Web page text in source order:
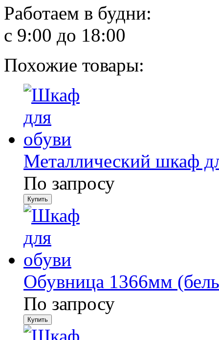
Работаем в будни:
с 9:00 до 18:00
Похожие товары:
Металлический шкаф
По запросу
Обувница 1366мм
По запросу